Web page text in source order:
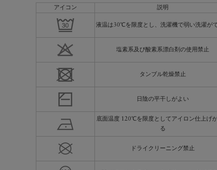
アイコン 説明
液温は30℃を限度とし、洗濯機で弱い洗濯が
塩素系及び酸素系漂白剤の使用禁止
タンブル乾燥禁止
日陰の平干しがよい
底面温度 120℃を限度としてアイロン仕上げ
る
ドライクリーニング禁止